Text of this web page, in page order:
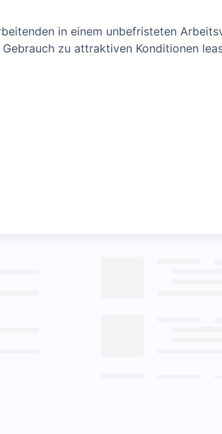
in einem unbefristeten
zu attraktiven Konditionen